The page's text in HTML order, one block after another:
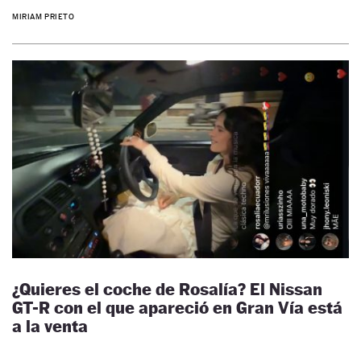
MIRIAM PRIETO
¿Quieres el coche de Rosalía? El Nissan
GT-R con el que apareció en Gran Vía está
a la venta